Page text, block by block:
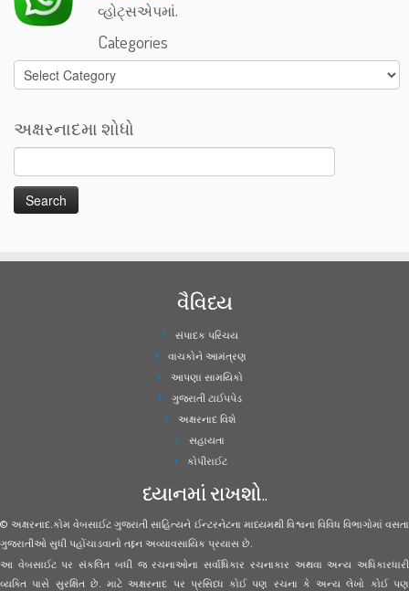
વ્હોટ્સએપમાં.
Categories
Categories
અક્ષરનાદમા શોધો
વૈવિધ્ય
સંપાદક પરિચય
વાચકોને આમંત્રણ
આપણા સામયિકો
ગુજરાતી ટાઈપપેડ
અક્ષરનાદ વિશે
સહાયતા
કોપીરાઈટ
ધ્યાનમાં રાખશો..
© અક્ષરનાદ.કોમ વેબસાઈટ ગુજરાતી સાહિત્યને ઈન્ટરનેટના માધ્યમથી વિશ્વના વિવિધ વિભાગોમાં વસતા
ગુજરાતીઓ સુધી પહોંચાડવાનો તદ્દન અવ્યાવસાયિક પ્રયાસ છે.
આ વેબસાઈટ પર સંકલિત બધી જ રચનાઓના સર્વાધિકાર રચનાકાર અથવા અન્ય અધિકારધારી
વ્યક્તિ પાસે સુરક્ષિત છે. માટે અક્ષરનાદ પર પ્રસિધ્ધ કોઈ પણ રચના કે અન્ય લેખો કોઈ પણ